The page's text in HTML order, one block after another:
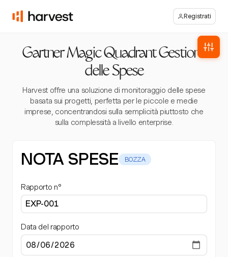
Registrati
Gartner Magic Quadrant Gestione
delle Spese
Harvest offre una soluzione di monitoraggio delle spese
basata sui progetti, perfetta per le piccole e medie
imprese, concentrandosi sulla semplicità piuttosto che
sulla complessità a livello enterprise.
NOTA SPESE BOZZA
Rapporto n°
Data del rapporto